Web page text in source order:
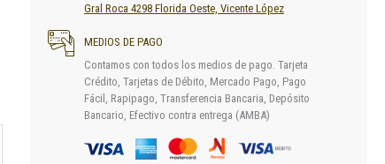
Gral Roca 4298 Florida Oeste, Vicente López
MEDIOS DE PAGO
Contamos con todos los medios de pago. Tarjeta
Crédito, Tarjetas de Débito, Mercado Pago, Pago
Fácil, Rapipago, Transferencia Bancaria, Depósito
Bancario, Efectivo contra entrega (AMBA)